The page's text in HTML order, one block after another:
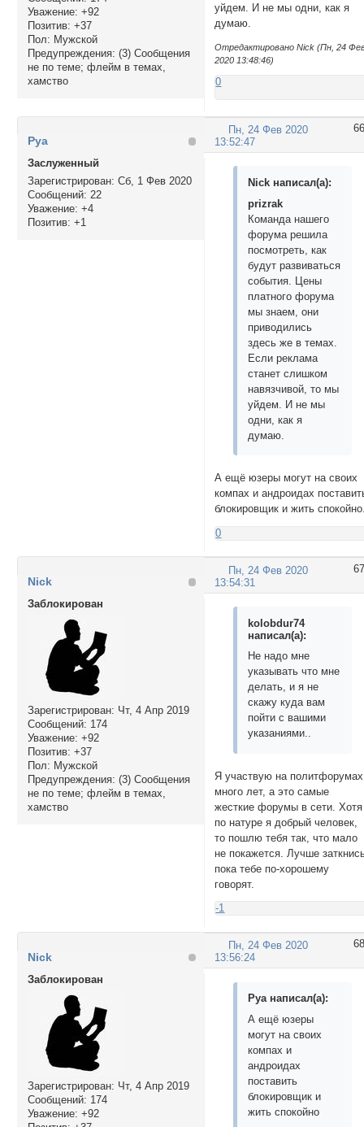
Уважение: +92
Позитив: +37
Пол: Мужской
Предупреждения: (3) Сообщения
не по теме; флейм в темах,
хамство
уйдем. И не мы одни, как я
думаю.
Отредактировано Nick (Пн, 24
2020 13:48:46)
0
66
Пн, 24 Фев 2020
13:52:47
Руа
Заслуженный
Зарегистрирован: Сб, 1 Фев 2020
Сообщений: 22
Уважение: +4
Позитив: +1
Nick написал(а):
prizrak
Команда нашего
форума решила
посмотреть, как
будут развиваться
события. Цены
платного форума
мы знаем, они
приводились
здесь же в темах.
Если реклама
станет слишком
навязчивой, то мы
уйдем. И не мы
одни, как я
думаю.
А ещё юзеры могут на своих
компах и андроидах
блокировщик и жить
0
67
Пн, 24 Фев 2020
13:54:31
Nick
Заблокирован
Зарегистрирован: Чт, 4 Апр 2019
Сообщений: 174
Уважение: +92
Позитив: +37
Пол: Мужской
Предупреждения: (3) Сообщения
не по теме; флейм в темах,
хамство
kolobdur74
написал(а):
Не надо мне
указывать что мне
делать, и я не
скажу куда вам
пойти с вашими
указаниями..
Я участвую на политфорумах
много лет, а это самые
жесткие форумы в сети. Хотя
по натуре я добрый человек,
то пошлю тебя так, что мало
не покажется. Лучше
пока тебе по-хорошему
говорят.
-1
68
Пн, 24 Фев 2020
13:56:24
Nick
Заблокирован
Зарегистрирован: Чт, 4 Апр 2019
Сообщений: 174
Уважение: +92
Руа написал(а):
А ещё юзеры
могут на своих
компах и
андроидах
поставить
блокировщик и
жить спокойно